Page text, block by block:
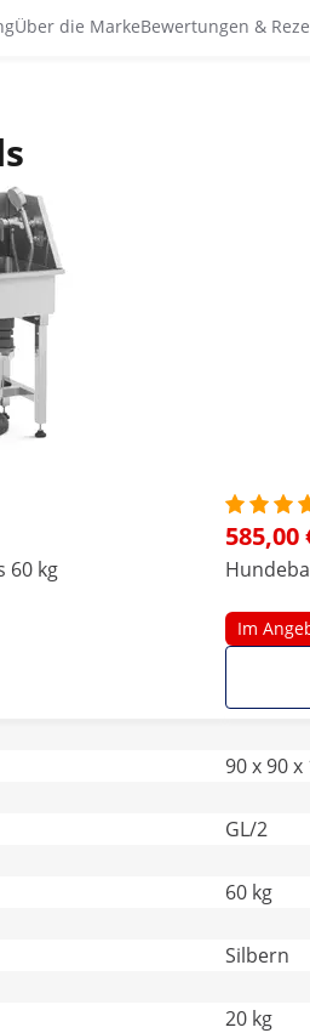
Über die MarkeBewertungen &
60 kg
585,00
Im
90 x 90 x
GL/2
60 kg
Silbern
20 kg